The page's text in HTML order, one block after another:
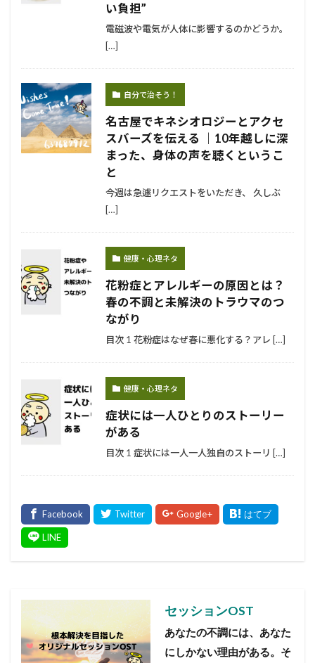
い負担”
電磁波や電気が人体に影響するのかどうか。
[…]
自分で治そう！
名古屋でキネシオロジーとアクセ
スバーズを伝える ｜10年越しに深
まった、身体の声を聴くというこ
と
今週は急遽リクエストをいただき、 久しぶ
[…]
健康・心理ネタ
花粉症とアレルギーの原因とは？
春の不調と未解決のトラウマのつ
ながり
目次 1 花粉症はなぜ春に悪化する？アレ […]
健康・心理ネタ
症状には一人ひとりのストーリー
がある
目次 1 症状には一人一人独自のストーリ […]
セッションOST
あなたの不調には、あなた
にしかない理由がある。 そ